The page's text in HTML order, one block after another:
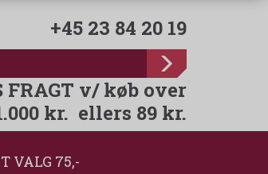
+45 23 84 20 19
FRAGT v/ køb over
kr. ellers 89 kr.
VALG 75,-